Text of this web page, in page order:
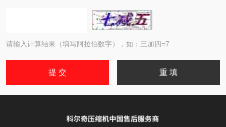
请输入计算结果（填写阿拉伯数字），如：三加四=7